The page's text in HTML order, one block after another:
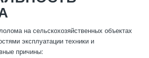
на сельскохозяйственных объектах
эксплуатации техники и
причины: